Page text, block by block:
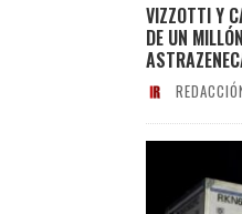
VIZZOTTI Y
DE UN